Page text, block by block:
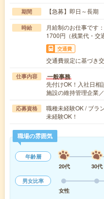
期間 【急募】即日～長期
時給
月給制のお仕事です
1700円（残業代・交
交通費
交通費規定に基づき
仕事内容 一般事務
先付けOK！入社日相
施設の維持管理企業
応募資格
職種未経験OK / ブラ
未経験OK！
職場の雰囲気
年齢層
20代
30代
男女比率
女性